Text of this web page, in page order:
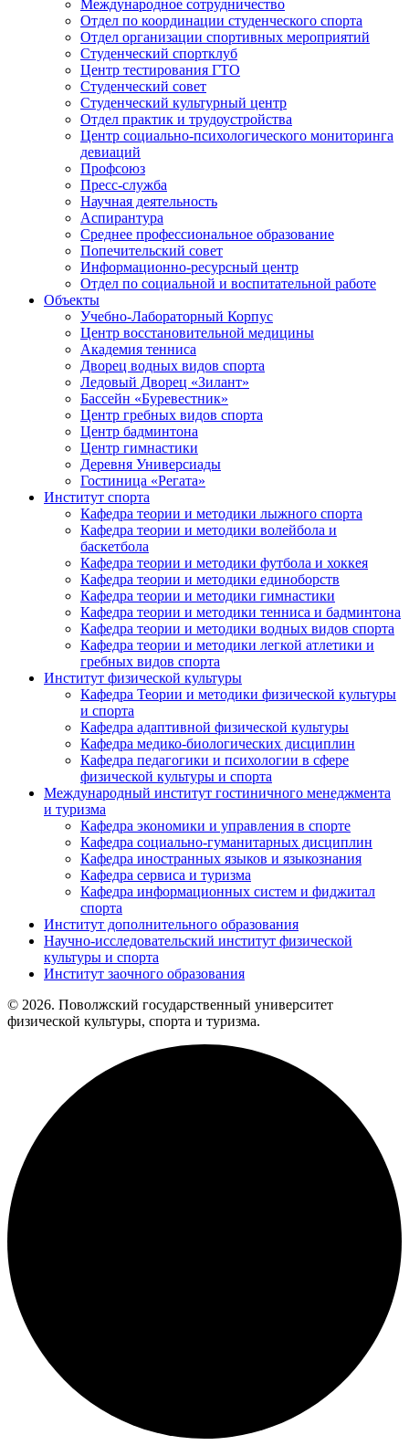
Международное сотрудничество
Отдел по координации студенческого спорта
Отдел организации спортивных мероприятий
Студенческий спортклуб
Центр тестирования ГТО
Студенческий совет
Студенческий культурный центр
Отдел практик и трудоустройства
Центр социально-психологического мониторинга
девиаций
Профсоюз
Пресс-служба
Научная деятельность
Аспирантура
Среднее профессиональное образование
Попечительский совет
Информационно-ресурсный центр
Отдел по социальной и воспитательной работе
Объекты
Учебно-Лабораторный Корпус
Центр восстановительной медицины
Академия тенниса
Дворец водных видов спорта
Ледовый Дворец «Зилант»
Бассейн «Буревестник»
Центр гребных видов спорта
Центр бадминтона
Центр гимнастики
Деревня Универсиады
Гостиница «Регата»
Институт спорта
Кафедра теории и методики лыжного спорта
Кафедра теории и методики волейбола и
баскетбола
Кафедра теории и методики футбола и хоккея
Кафедра теории и методики единоборств
Кафедра теории и методики гимнастики
Кафедра теории и методики тенниса и бадминтона
Кафедра теории и методики водных видов спорта
Кафедра теории и методики легкой атлетики и
гребных видов спорта
Институт физической культуры
Кафедра Теории и методики физической культуры
и спорта
Кафедра адаптивной физической культуры
Кафедра медико-биологических дисциплин
Кафедра педагогики и психологии в сфере
физической культуры и спорта
Международный институт гостиничного менеджмента
и туризма
Кафедра экономики и управления в спорте
Кафедра социально-гуманитарных дисциплин
Кафедра иностранных языков и языкознания
Кафедра сервиса и туризма
Кафедра информационных систем и фиджитал
спорта
Институт дополнительного образования
Научно-исследовательский институт физической
культуры и спорта
Институт заочного образования
© 2026. Поволжский государственный университет
физической культуры, спорта и туризма.